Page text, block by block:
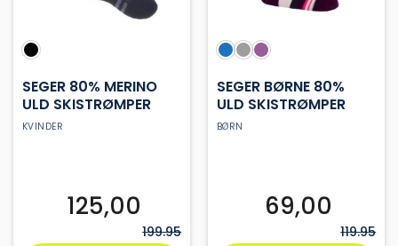
KVINDER
SEGER 80% MERINO
ULD SKISTRØMPER
199.95
125,00
BØRN
SEGER BØRNE 80%
ULD SKISTRØMPER
119.95
69,00